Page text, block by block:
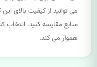
می توانید از کیفیت بالای
منابع مقایسه کنید. انتخاب
هموار می کند.